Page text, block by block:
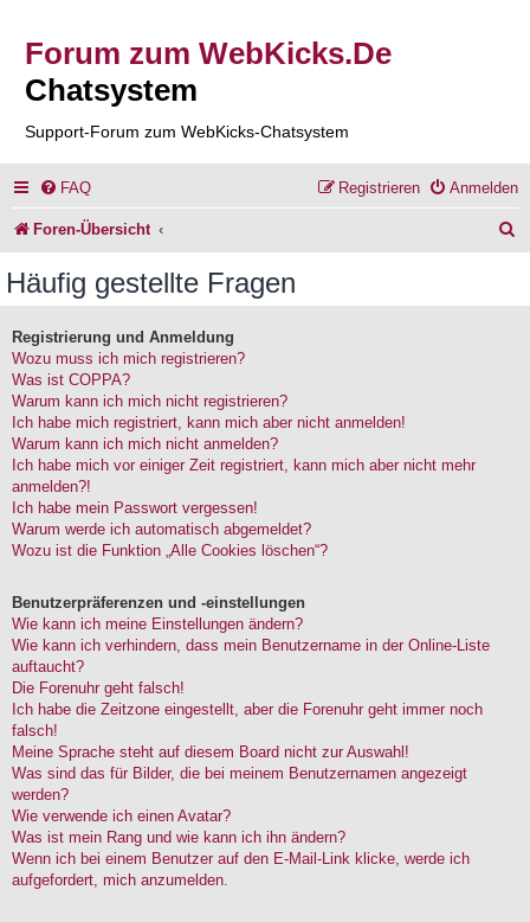
Forum zum WebKicks.De
Chatsystem
Support-Forum zum WebKicks-Chatsystem
FAQ Anmelden
Registrieren
Foren-Übersicht
Häufig gestellte Fragen
Registrierung und Anmeldung
Wozu muss ich mich registrieren?
Was ist COPPA?
Warum kann ich mich nicht registrieren?
Ich habe mich registriert, kann mich aber nicht anmelden!
Warum kann ich mich nicht anmelden?
Ich habe mich vor einiger Zeit registriert, kann mich aber nicht mehr
anmelden?!
Ich habe mein Passwort vergessen!
Warum werde ich automatisch abgemeldet?
Wozu ist die Funktion „Alle Cookies löschen“?
Benutzerpräferenzen und -einstellungen
Wie kann ich meine Einstellungen ändern?
Wie kann ich verhindern, dass mein Benutzername in der Online-Liste
auftaucht?
Die Forenuhr geht falsch!
Ich habe die Zeitzone eingestellt, aber die Forenuhr geht immer noch
falsch!
Meine Sprache steht auf diesem Board nicht zur Auswahl!
Was sind das für Bilder, die bei meinem Benutzernamen angezeigt
werden?
Wie verwende ich einen Avatar?
Was ist mein Rang und wie kann ich ihn ändern?
Wenn ich bei einem Benutzer auf den E-Mail-Link klicke, werde ich
aufgefordert, mich anzumelden.